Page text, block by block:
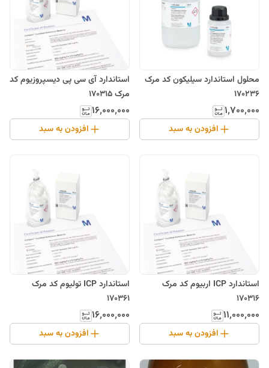
محلول استاندارد سیلیکون کد مرک
170236
۱٬۷۰۰٬۰۰۰
افزودن به سبد
استاندارد آی سی پی دیسپروزیوم کد
مرک 170315
۱۶٬۰۰۰٬۰۰۰
افزودن به سبد
استاندارد ICP اربیوم کد مرک
170316
۱۱٬۰۰۰٬۰۰۰
افزودن به سبد
استاندارد ICP تولیوم کد مرک
170361
۱۶٬۰۰۰٬۰۰۰
افزودن به سبد